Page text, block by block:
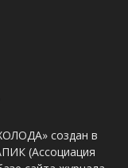
создан в
(Ассоциация